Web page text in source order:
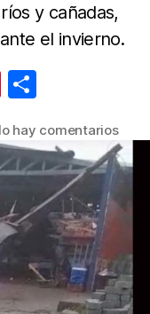
y cañadas,
el invierno.
Pi
er
e
st
m
p
ar
tir
hay comentariosen
roja
por